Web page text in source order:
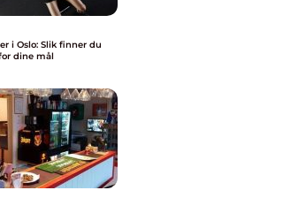
i Oslo: Slik finner du
dine mål